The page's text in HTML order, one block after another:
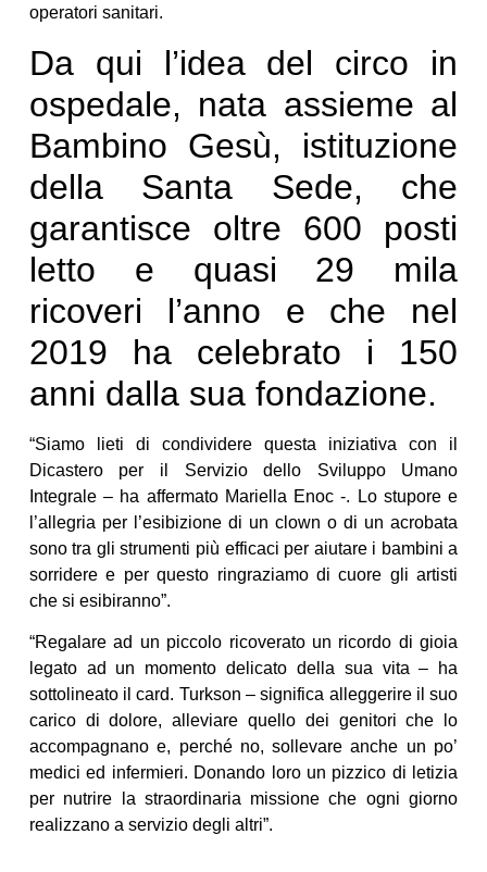
operatori sanitari.
Da qui l’idea del circo in
ospedale, nata assieme al
Bambino Gesù, istituzione
della Santa Sede, che
garantisce oltre 600 posti
letto e quasi 29 mila
ricoveri l’anno e che nel
2019 ha celebrato i 150
anni dalla sua fondazione.
“Siamo lieti di condividere questa iniziativa con il
Dicastero per il Servizio dello Sviluppo Umano
Integrale – ha affermato Mariella Enoc -. Lo stupore e
l’allegria per l’esibizione di un clown o di un acrobata
sono tra gli strumenti più efficaci per aiutare i bambini a
sorridere e per questo ringraziamo di cuore gli artisti
che si esibiranno”.
“Regalare ad un piccolo ricoverato un ricordo di gioia
legato ad un momento delicato della sua vita – ha
sottolineato il card. Turkson – significa alleggerire il suo
carico di dolore, alleviare quello dei genitori che lo
accompagnano e, perché no, sollevare anche un po’
medici ed infermieri. Donando loro un pizzico di letizia
per nutrire la straordinaria missione che ogni giorno
realizzano a servizio degli altri”.